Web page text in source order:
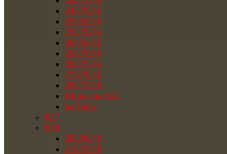
245/75/16
255/65/16
255/70/16
265/65/16
265/70/16
265/75/16
275/70/16
285/75/16
Шины на УАЗ
на Ниву
R17
R18
285/60/18
215/55/18